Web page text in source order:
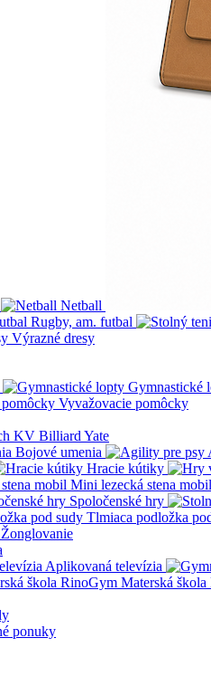
Netball
Rugby, am. futbal
Výrazné dresy
Gymnastické
Vyvažovacie pomôcky
KV Billiard Yate
Bojové umenia
Hracie kútiky
Mini lezecká stena mobil
Spoločenské hry
Tlmiaca podložka
Žonglovanie
Aplikovaná televízia
Materská
ponuky